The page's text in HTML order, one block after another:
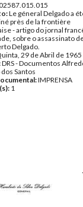
Le géneral Delgado a
près de la frontière
- artigo do jornal
sobre o assassinato
Delgado.
29 de Abril de 1965
DRS - Documentos
Santos
IMPRENSA
1